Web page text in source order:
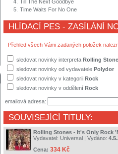
4. Till The Next Goodbye
5. Time Waits For No One
HLÍDACÍ PES - ZASÍLÁNÍ
Přehled všech Vámi zadaných položek
sledovat novinky interpreta Rolling
sledovat novinky od vydavatele Polydor
sledovat novinky v kategorii Rock
sledovat novinky v oddělení Rock
emailová adresa:
SOUVISEJÍCÍ TITULY:
Rolling Stones - It's Only Rock
Vydavatel: Universal | Vydáno:
Cena: 334 Kč